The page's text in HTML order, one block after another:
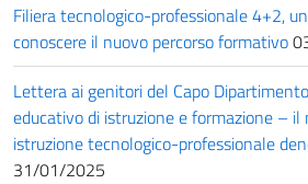
Filiera tecnologico-professionale 4+2,
conoscere il nuovo percorso formativo
Lettera ai genitori del Capo
educativo di istruzione e formazione – il
istruzione tecnologico-professionale
31/01/2025